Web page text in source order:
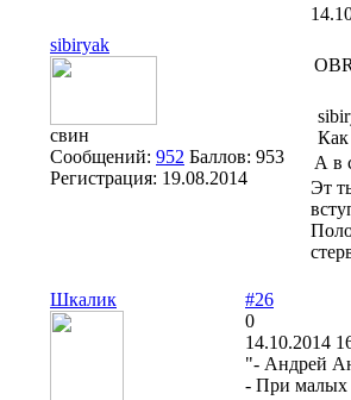
sibiryak
свин
Сообщений: 952 Баллов: 953
Регистрация: 19.08.2014
Как
А в
Эт
Шкалик
#26
0
14.10.2014
"- Андрей
- При малых